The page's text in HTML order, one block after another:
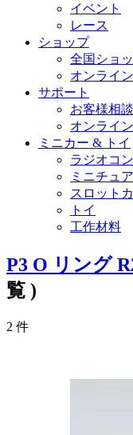
イベント
レース
ショップ
全国ショ
オンライ
サポート
お客様相
オンライ
ミニカー & トイ
ラジオコ
ミニチュ
スロット
トイ
工作材料
P3 O リング
覧 )
2 件